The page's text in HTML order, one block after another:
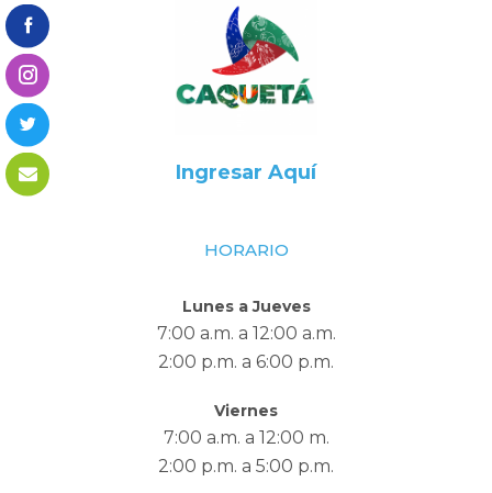
Ingresar Aquí
HORARIO
Lunes a Jueves
7:00 a.m. a 12:00 a.m.
2:00 p.m. a 6:00 p.m.
Viernes
7:00 a.m. a 12:00 m.
2:00 p.m. a 5:00 p.m.